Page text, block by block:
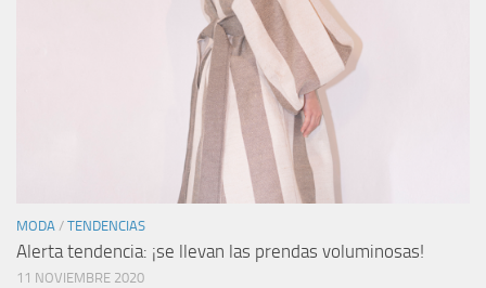
MODA / TENDENCIAS
Alerta tendencia: ¡se llevan las prendas voluminosas!
11 NOVIEMBRE 2020